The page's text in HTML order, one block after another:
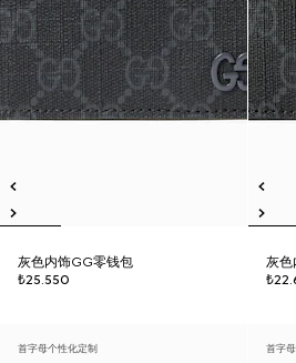
灰色内饰GG零钱包
₺25.550
灰
首字母个性化定制 首字